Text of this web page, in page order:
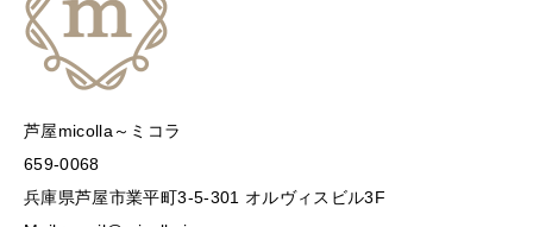
芦屋micolla～ミコラ
659-0068
兵庫県芦屋市業平町3-5-301 オルヴィスビル3F